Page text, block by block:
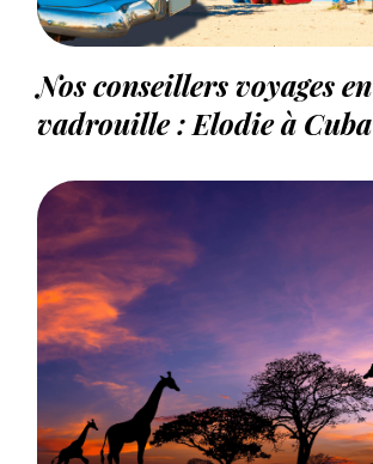
Nos conseillers voyages en
vadrouille : Elodie à Cuba